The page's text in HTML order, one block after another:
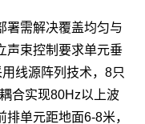
需解决覆盖均匀与
声束控制要求单元垂
线源阵列技术，8只
合实现80Hz以上波
单元距地面6-8米，